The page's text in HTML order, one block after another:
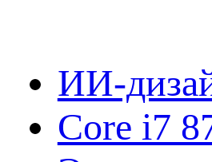
ИИ-
Core i7